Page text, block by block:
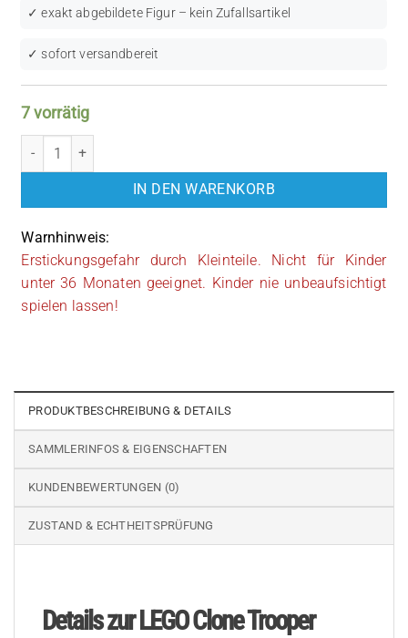
✓ exakt abgebildete Figur – kein Zufallsartikel
✓ sofort versandbereit
7 vorrätig
LEGO Star Wars: Clone Trooper (SW0058) Menge
IN DEN WARENKORB
Warnhinweis:
Erstickungsgefahr durch Kleinteile. Nicht für Kinder
unter 36 Monaten geeignet. Kinder nie unbeaufsichtigt
spielen lassen!
PRODUKTBESCHREIBUNG & DETAILS
SAMMLERINFOS & EIGENSCHAFTEN
KUNDENBEWERTUNGEN (0)
ZUSTAND & ECHTHEITSPRÜFUNG
Details zur LEGO Clone Trooper